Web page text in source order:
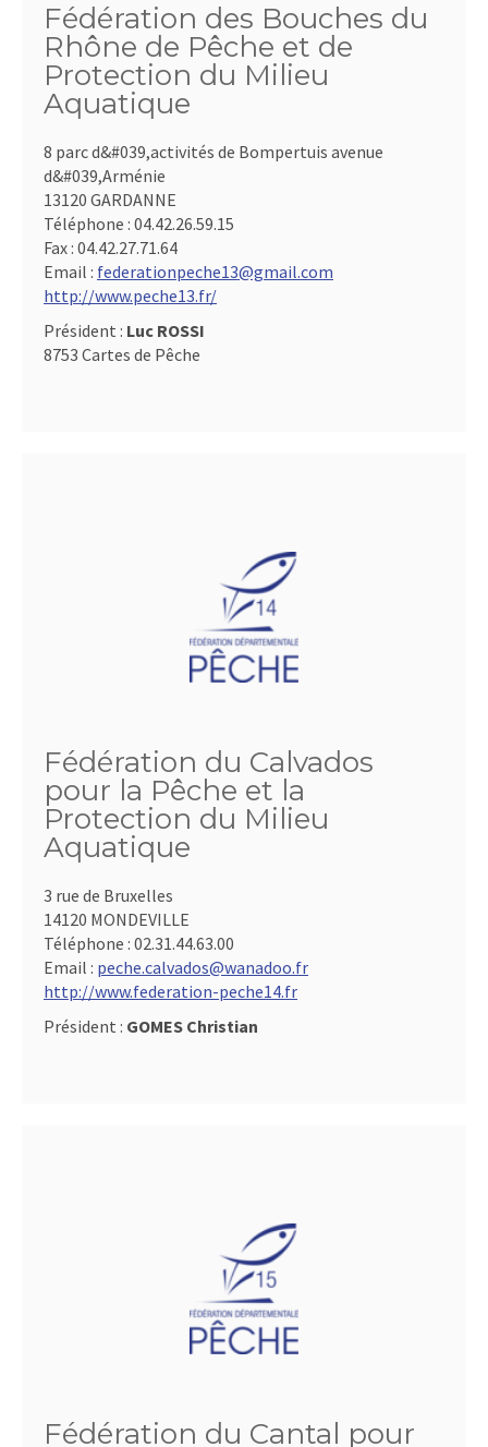
Fédération des Bouches du
Rhône de Pêche et de
Protection du Milieu
Aquatique
8 parc d&#039,activités de Bompertuis avenue
d&#039,Arménie
13120 GARDANNE
Téléphone : 04.42.26.59.15
Fax : 04.42.27.71.64
Email : federationpeche13@gmail.com
http://www.peche13.fr/
Président : Luc ROSSI
8753 Cartes de Pêche
Fédération du Calvados
pour la Pêche et la
Protection du Milieu
Aquatique
3 rue de Bruxelles
14120 MONDEVILLE
Téléphone : 02.31.44.63.00
Email : peche.calvados@wanadoo.fr
http://www.federation-peche14.fr
Président : GOMES Christian
Fédération du Cantal pour